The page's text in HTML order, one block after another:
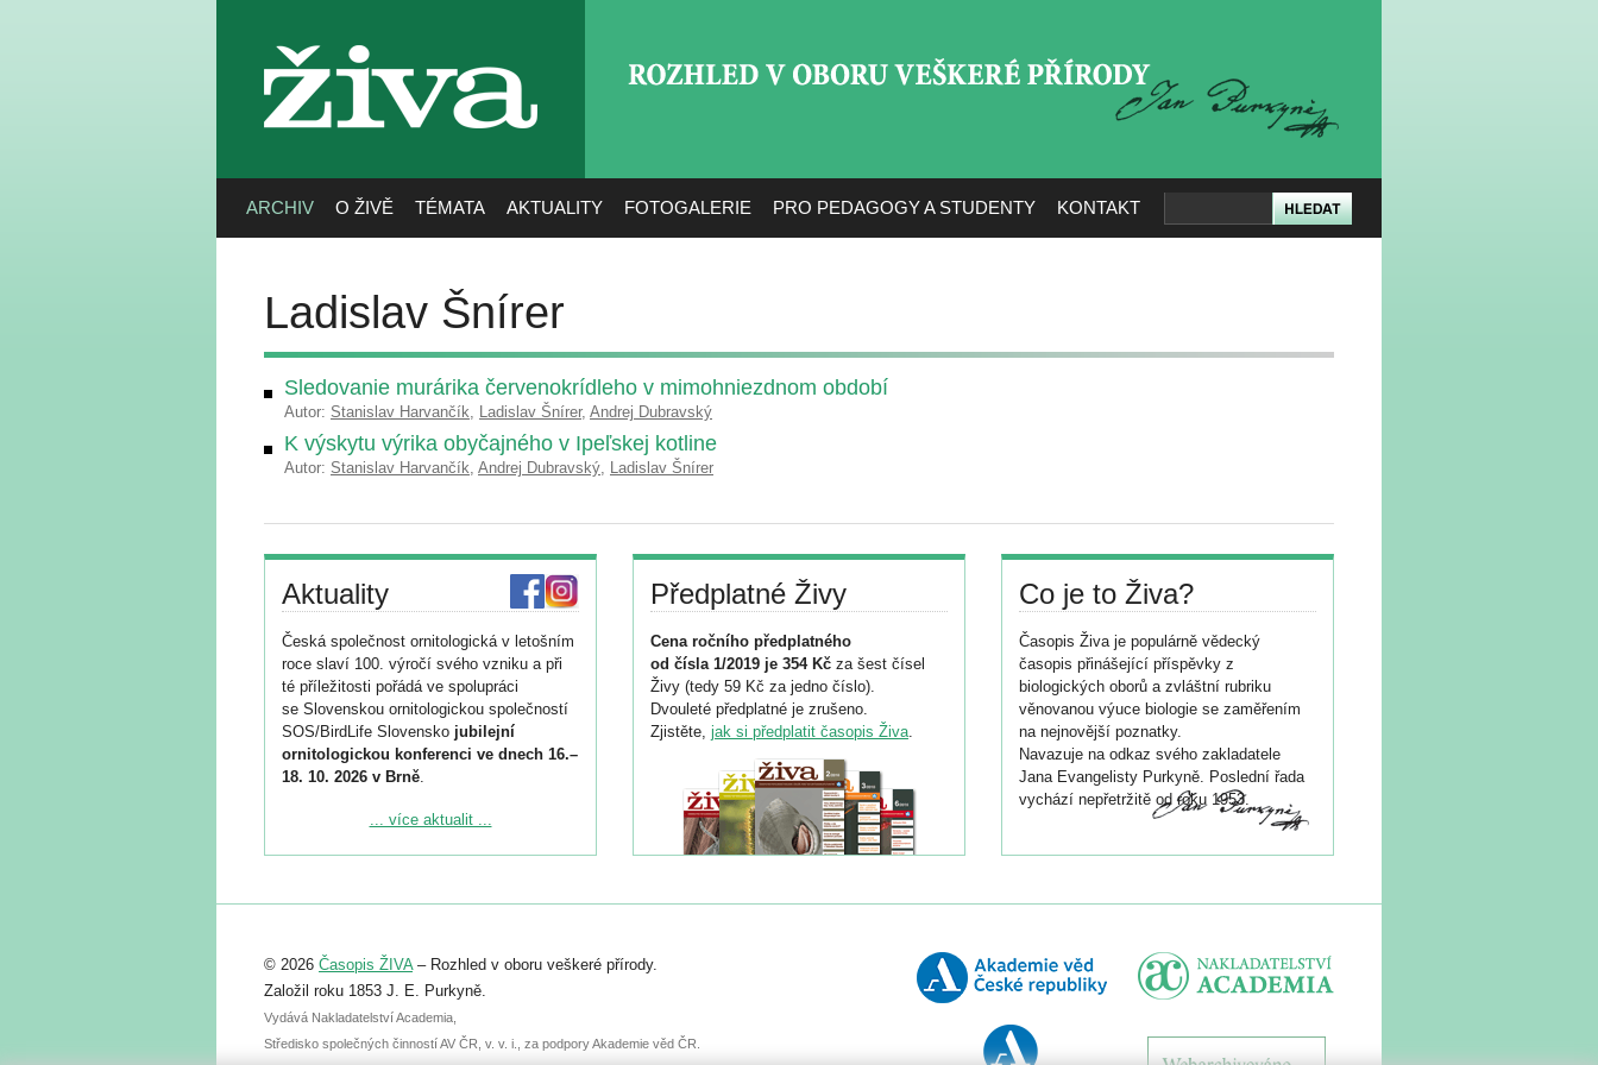
živa
ARCHIV O ŽIVĚ TÉMATA AKTUALITY FOTOGALERIE PRO PEDAGOGY A STUDENTY KONTAKT
Ladislav Šnírer
Sledovanie murárika červenokrídleho v mimohniezdnom období
Autor: Stanislav Harvančík, Ladislav Šnírer, Andrej Dubravský
K výskytu výrika obyčajného v Ipeľskej kotline
Autor: Stanislav Harvančík, Andrej Dubravský, Ladislav Šnírer
Aktuality
Česká společnost ornitologická v letošním
roce slaví 100. výročí svého vzniku a při
té příležitosti pořádá ve spolupráci
se Slovenskou ornitologickou společností
SOS/BirdLife Slovensko jubilejní
ornitologickou konferenci ve dnech 16.–
18. 10. 2026 v Brně.
Podrobnější informace ke konferenci
Registrovat se můžete do 6. září.
abstraktu přihlášené přednášky nebo
posteru je už 30. června.
... více aktualit ...
Předplatné Živy
Cena ročního předplatného
od čísla 1/2019 je 354 Kč za šest čísel
Živy (tedy 59 Kč za jedno číslo).
Dvouleté předplatné je zrušeno.
Zjistěte, jak si předplatit časopis Živa.
Co je to Živa?
Časopis Živa je populárně vědecký
časopis přinášející příspěvky z
biologických oborů a zvláštní rubriku
věnovanou výuce biologie se zaměřením
na nejnovější poznatky.
Navazuje na odkaz svého zakladatele
Jana Evangelisty Purkyně. Poslední řada
vychází nepřetržitě od roku 1953.
© 2026 Časopis ŽIVA– Rozhled v oboru veškeré přírody.
Založil roku 1853 J. E. Purkyně.
Vydává Nakladatelství Academia,
Středisko společných činností AV ČR, v. v. i., za podpory Akademie věd ČR.